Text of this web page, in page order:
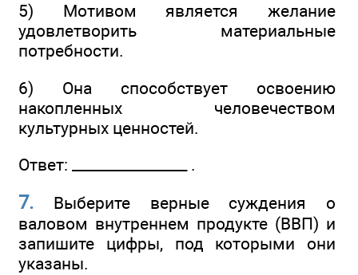
5) Мотивом является желание
удовлетворить материальные
потребности.
6) Она способствует освоению
накопленных человечеством
культурных ценностей.
Ответ: ________________ .
7. Выберите верные суждения о
валовом внутреннем продукте (ВВП) и
запишите цифры, под которыми они
указаны.